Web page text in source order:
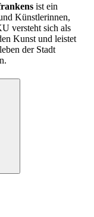
ist ein
Künstlerinnen,
versteht sich als
Kunst und leistet
der Stadt